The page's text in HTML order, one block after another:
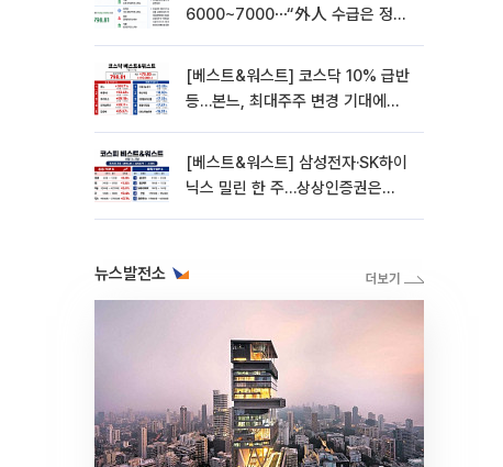
6000~7000⋯“外人 수급은 정책
[베스트&워스트] 코스닥 10% 급반
등…본느, 최대주주 변경 기대에
[베스트&워스트] 삼성전자·SK하이
닉스 밀린 한 주…상상인증권은
뉴스발전소